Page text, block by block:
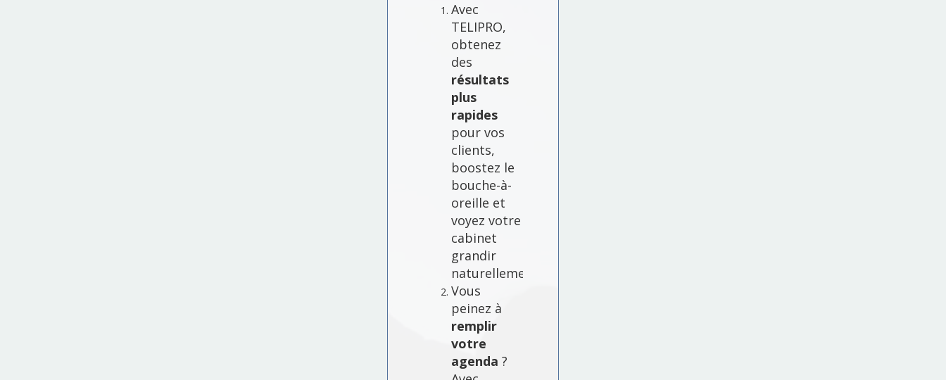
Avec
TELIPRO,
obtenez
des
résultats
plus
rapides
pour vos
clients,
boostez le
bouche-à-
oreille et
voyez votre
cabinet
grandir
naturellement.
Vous
peinez à
remplir
votre
agenda ?